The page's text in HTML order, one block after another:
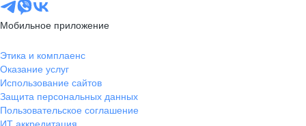
Мобильное приложение
Этика и комплаенс
Оказание услуг
Использование сайтов
Защита персональных данных
Пользовательское соглашение